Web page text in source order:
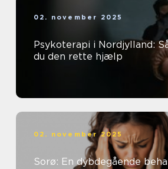
02. november 2025
Psykoterapi i Nordjylland:
du den rette hjælp
02. november 2025
Sorø: En dybdegående